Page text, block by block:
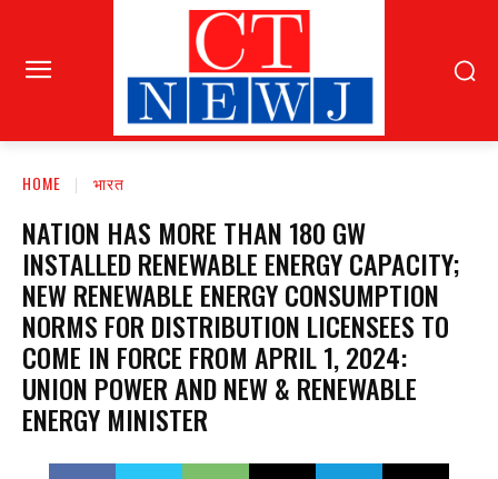
HOME भारत
NATION HAS MORE THAN 180 GW
INSTALLED RENEWABLE ENERGY CAPACITY;
NEW RENEWABLE ENERGY CONSUMPTION
NORMS FOR DISTRIBUTION LICENSEES TO
COME IN FORCE FROM APRIL 1, 2024:
UNION POWER AND NEW & RENEWABLE
ENERGY MINISTER